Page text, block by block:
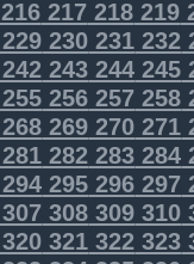
216 217 218 219
229 230 231 232
242 243 244 245
255 256 257 258
268 269 270 271
281 282 283 284
294 295 296 297
307 308 309 310
320 321 322 323